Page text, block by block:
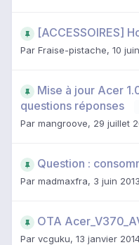
[ACCESSOIRES]
Par Fraise-pistache, 10
Mise à jour Acer
questions réponses
Par mangroove, 29 juillet
Question :
Par madmaxfra, 3 juin 2013
OTA
Par vcguku, 13 janvier